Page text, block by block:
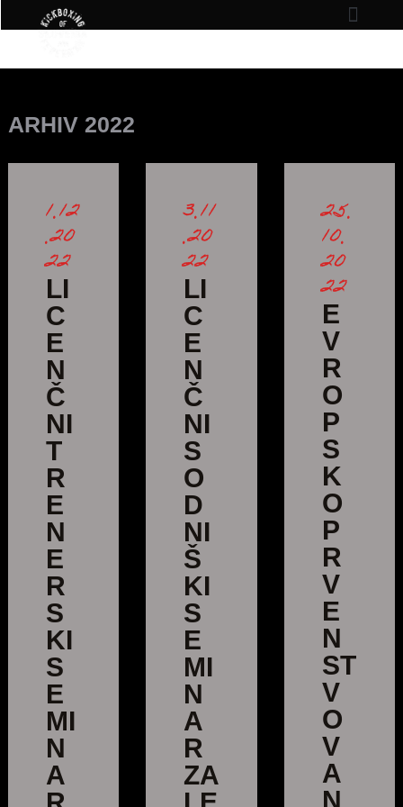
ARHIV 2022
1.12
.20
22
LI
C
E
N
Č
NI
T
R
E
N
E
R
S
KI
S
E
MI
N
A
3.11
.20
22
LI
C
E
N
Č
NI
S
O
D
NI
Š
KI
S
E
MI
N
A
R
ZA
25.
10.
20
22
E
V
R
O
P
S
K
O
P
R
V
E
N
ST
V
O
V
A
N